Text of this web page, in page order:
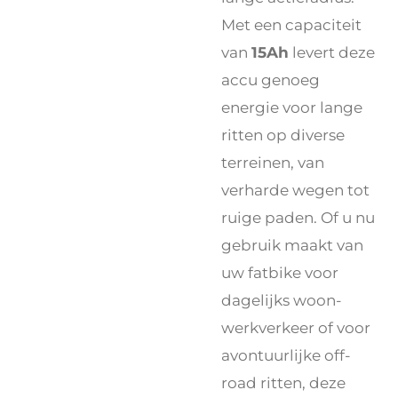
Met een capaciteit
van 15Ah levert deze
accu genoeg
energie voor lange
ritten op diverse
terreinen, van
verharde wegen tot
ruige paden. Of u nu
gebruik maakt van
uw fatbike voor
dagelijks woon-
werkverkeer of voor
avontuurlijke off-
road ritten, deze